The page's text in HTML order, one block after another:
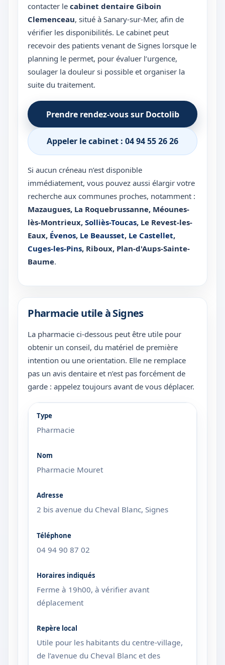
contacter lecabinet dentaire Giboin
Clemenceau, situé à Sanary-sur-Mer, afin de
vérifier les disponibilités. Le cabinet peut
recevoir des patients venant de Signes lorsque le
planning le permet, pour évaluer l’urgence,
soulager la douleur si possible et organiser la
suite du traitement.
Prendre rendez-vous sur Doctolib
Appeler le cabinet : 04 94 55 26 26
Si aucun créneau n’est disponible
immédiatement, vous pouvez aussi élargir votre
recherche aux communes proches, notamment :
Mazaugues, La Roquebrussanne, Méounes-
lès-Montrieux,Solliès-Toucas, Le Revest-les-
Eaux, Évenos, Le Beausset, Le Castellet,
Cuges-les-Pins, Riboux, Plan-d'Aups-Sainte-
Baume.
Pharmacie utile à Signes
La pharmacie ci-dessous peut être utile pour
obtenir un conseil, du matériel de première
intention ou une orientation. Elle ne remplace
pas un avis dentaire et n’est pas forcément de
garde : appelez toujours avant de vous déplacer.
Pharmacie
Pharmacie Mouret
2 bis avenue du Cheval Blanc, Signes
04 94 90 87 02
Ferme à 19h00, à vérifier avant
déplacement
Utile pour les habitants du centre-village,
de l’avenue du Cheval Blanc et des